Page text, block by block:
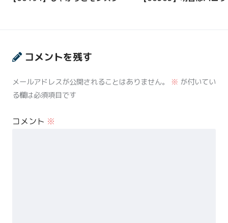
コメントを残す
メールアドレスが公開されることはありません。 ※ が付いてい
る欄は必須項目です
コメント ※